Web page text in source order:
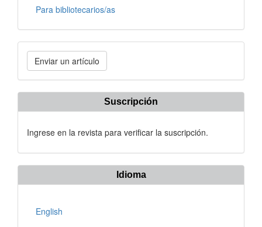
Para bibliotecarios/as
Enviar
un
artículo
Enviar un artículo
Suscripción
Ingrese en la revista para verificar la suscripción.
Idioma
English